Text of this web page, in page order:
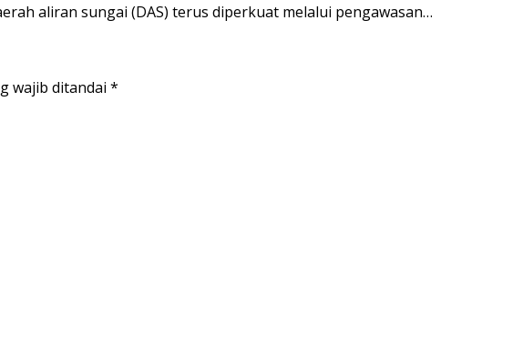
aliran sungai (DAS) terus diperkuat melalui pengawasan…
wajib ditandai *